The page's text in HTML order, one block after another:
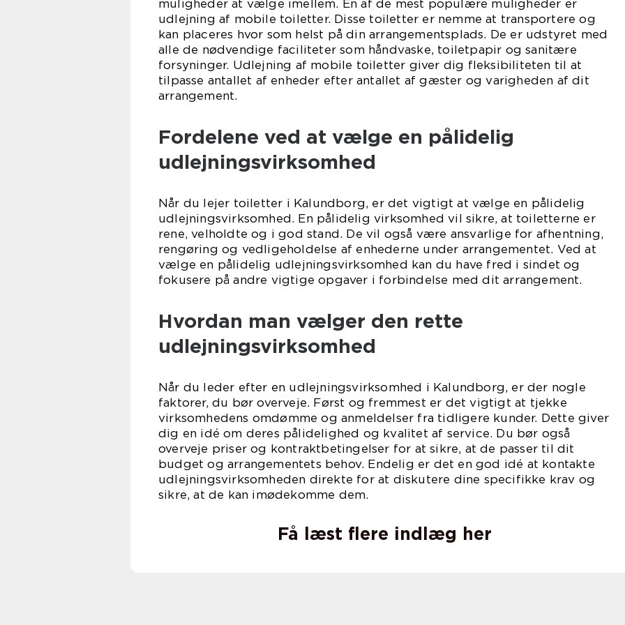
muligheder at vælge imellem. En af de mest populære muligheder er
udlejning af mobile toiletter. Disse toiletter er nemme at transportere og
kan placeres hvor som helst på din arrangementsplads. De er udstyret med
alle de nødvendige faciliteter som håndvaske, toiletpapir og sanitære
forsyninger. Udlejning af mobile toiletter giver dig fleksibiliteten til at
tilpasse antallet af enheder efter antallet af gæster og varigheden af ​​dit
arrangement.
Fordelene ved at vælge en pålidelig
udlejningsvirksomhed
Når du lejer toiletter i Kalundborg, er det vigtigt at vælge en pålidelig
udlejningsvirksomhed. En pålidelig virksomhed vil sikre, at toiletterne er
rene, velholdte og i god stand. De vil også være ansvarlige for afhentning,
rengøring og vedligeholdelse af enhederne under arrangementet. Ved at
vælge en pålidelig udlejningsvirksomhed kan du have fred i sindet og
fokusere på andre vigtige opgaver i forbindelse med dit arrangement.
Hvordan man vælger den rette
udlejningsvirksomhed
Når du leder efter en udlejningsvirksomhed i Kalundborg, er der nogle
faktorer, du bør overveje. Først og fremmest er det vigtigt at tjekke
virksomhedens omdømme og anmeldelser fra tidligere kunder. Dette giver
dig en idé om deres pålidelighed og kvalitet af service. Du bør også
overveje priser og kontraktbetingelser for at sikre, at de passer til dit
budget og arrangementets behov. Endelig er det en god idé at kontakte
udlejningsvirksomheden direkte for at diskutere dine specifikke krav og
sikre, at de kan imødekomme dem.
Få læst flere indlæg her